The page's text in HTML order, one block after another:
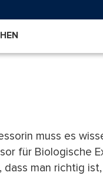
muss es
für Biologische
man richtig